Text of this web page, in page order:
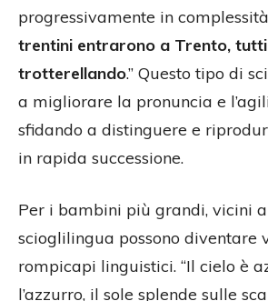
progressivamente in
trentini entrarono a Trento,
trotterellando.” Questo tipo di
a migliorare la pronuncia e
sfidando a distinguere e
in rapida successione.
Per i bambini più grandi, vicini
scioglilingua possono diventare
rompicapi linguistici. “Il cielo è
l’azzurro, il sole splende sulle